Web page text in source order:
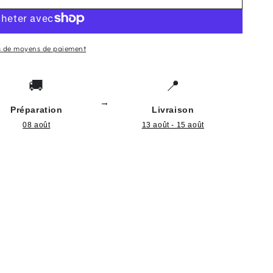
de moyens de paiement
🚚
Préparation
08 août
→
📍
Livraison
13 août - 15 août